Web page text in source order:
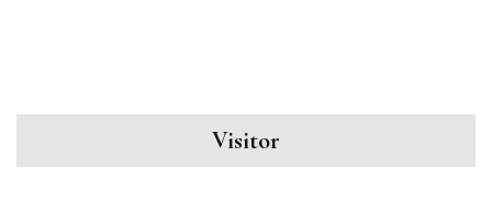
Visitor